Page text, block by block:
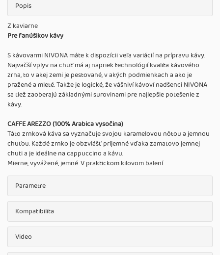
Popis
Z kaviarne
Pre fanúšikov kávy
S kávovarmi NIVONA máte k dispozícii veľa variácií na prípravu kávy.
Najväčší vplyv na chuť má aj napriek technológií kvalita kávového
zrna, to v akej zemi je pestované, v akých podmienkach a ako je
pražené a mleté. Takže je logické, že vášniví kávoví nadšenci NIVONA
sa tiež zaoberajú základnými surovinami pre najlepšie potešenie z
kávy.
CAFFE AREZZO (100% Arabica vysočina)
Táto zrnková káva sa vyznačuje svojou karamelovou nôtou a jemnou
chuťou. Každé zrnko je obzvlášť príjemné vďaka zamatovo jemnej
chuti a je ideálne na cappuccino a kávu.
Mierne, vyvážené, jemné. V praktickom kilovom balení.
Parametre
Kompatibilita
Video